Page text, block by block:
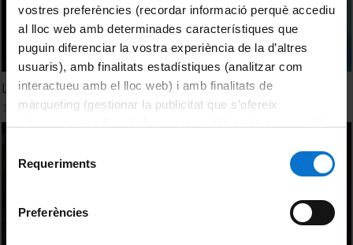
vostres preferències (recordar informació perquè accediu
al lloc web amb determinades característiques que
puguin diferenciar la vostra experiència de la d’altres
usuaris), amb finalitats estadístiques (analitzar com
interactueu amb el lloc web) i amb finalitats de
màrqueting (gestionar la publicitat que s’ofereix
consultar laPolítica de galetes del lloc web de la
Requeriments
Preferències
La Universitat de Barcelona fa recerca per a tu
15 gener, 2024